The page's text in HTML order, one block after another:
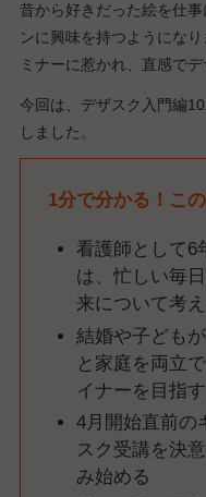
昔から好きだった絵を仕
ンに興味を持つようにな
ミナーに惹かれ、直感で
今回は、デザスク入門編
しました。
1分で分かる！こ
看護師として6
は、忙しい毎
来について考
結婚や子ども
と家庭を両立
イナーを目指
4月開始直前の
スク受講を決
み始める